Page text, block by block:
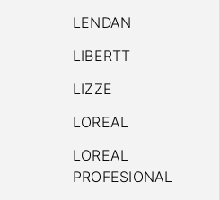
LENDAN
LIBERTT
LIZZE
LOREAL
LOREAL
PROFESIONAL